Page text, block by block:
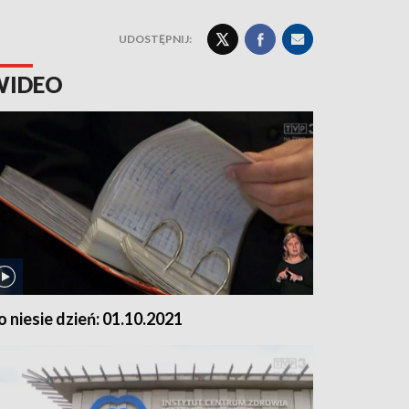
UDOSTĘPNIJ:
niesie dzień: 01.10.2021